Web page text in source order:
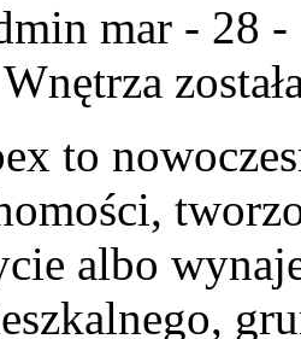
mar - 28 -
to
albo